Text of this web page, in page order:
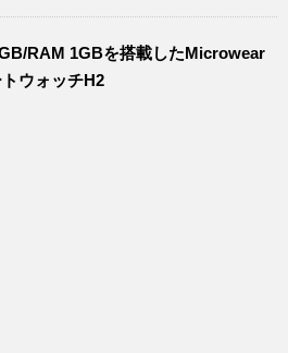
RAM 1GBを搭載したMicrowear
ウォッチH2